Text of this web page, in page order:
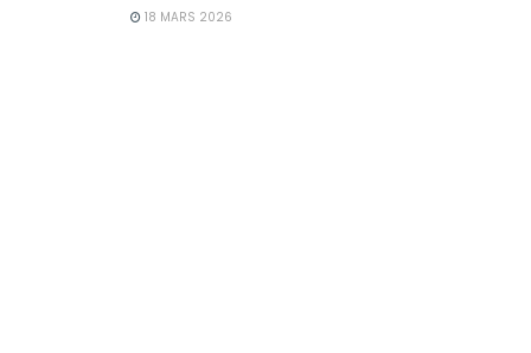
18 MARS 2026